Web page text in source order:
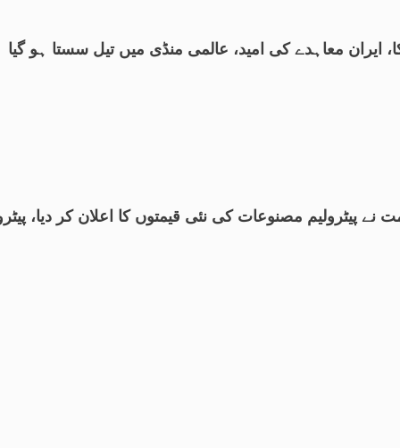
ایران معاہدے کی امید، عالمی منڈی میں تیل سستا ہو گیا
نے پیٹرولیم مصنوعات کی نئی قیمتوں کا اعلان کر دیا،